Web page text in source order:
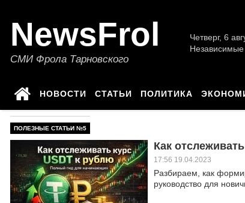
NewsFrol
СМИ Фрола Тарновского
Четверг, 6
НОВОСТИ СТАТЬИ ПОЛИТИКА
ПОЛЕЗНЫЕ СТАТЬИ №5
Как
17:56 19.04.2023
Разбираем, как
руководство для